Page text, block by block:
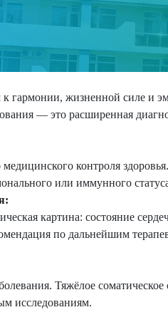
гармонии, жизненной силе и
— это расширенная
контроля
или иммунного
картина: состояние
по дальнейшим
Тяжёлое
исследованиям.